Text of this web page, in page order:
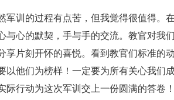
军训的过程有点苦，但我觉得很值得。
与心的默契，手与手的交流。教官对我
享片刻开怀的喜悦。看到教官们标准的
以他们为榜样！一定要为所有关心我们
际行动为这次军训交上一份圆满的答卷！